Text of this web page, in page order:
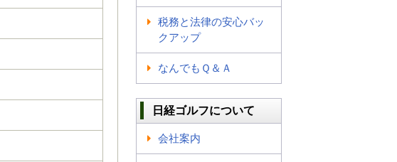
税務と法律の安心バッ
クアップ
なんでもＱ＆Ａ
日経ゴルフについて
会社案内